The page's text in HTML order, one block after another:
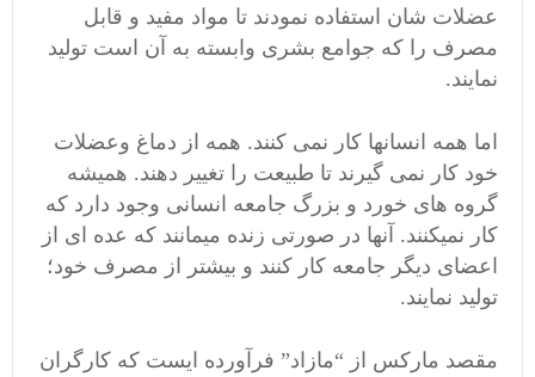
عضلات شان استفاده نمودند تا مواد مفید و قابل
مصرف را که جوامع بشری وابسته به آن است تولید
نمایند.
اما همه انسانها کار نمی کنند. همه از دماغ وعضلات
خود کار نمی گیرند تا طبیعت را تغییر دهند. همیشه
گروه های خورد و بزرگ جامعه انسانی وجود دارد که
کار نمیکنند. آنها در صورتی زنده میمانند که عده ای از
اعضای دیگر جامعه کار کنند و بیشتر از مصرف خود؛
تولید نمایند.
مقصد مارکس از “مازاد” فرآورده ایست که کارگران